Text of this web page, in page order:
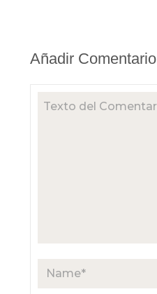
Añadir Comentario